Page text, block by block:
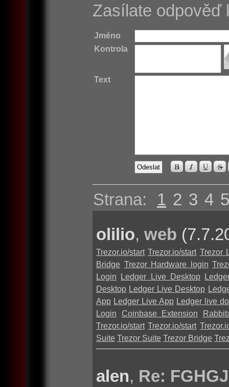
Zasílate odpověď
Jméno
Kontrola
Text
Strana: 1 2 3 4 5
olilio, web
Trezor.io/start Trezor.io/start Trezor
Bridge Trezor Hardware login
Login
Ledger Live Desktop
Desktop Ledger Live Desktop
App Ledger Live App Ledger live
Login
Coinbase Extension
Trezor.io/start Trezor.io/start
Suite Trezor Suite Trezor Bridge
alen, Re: FGHGJ